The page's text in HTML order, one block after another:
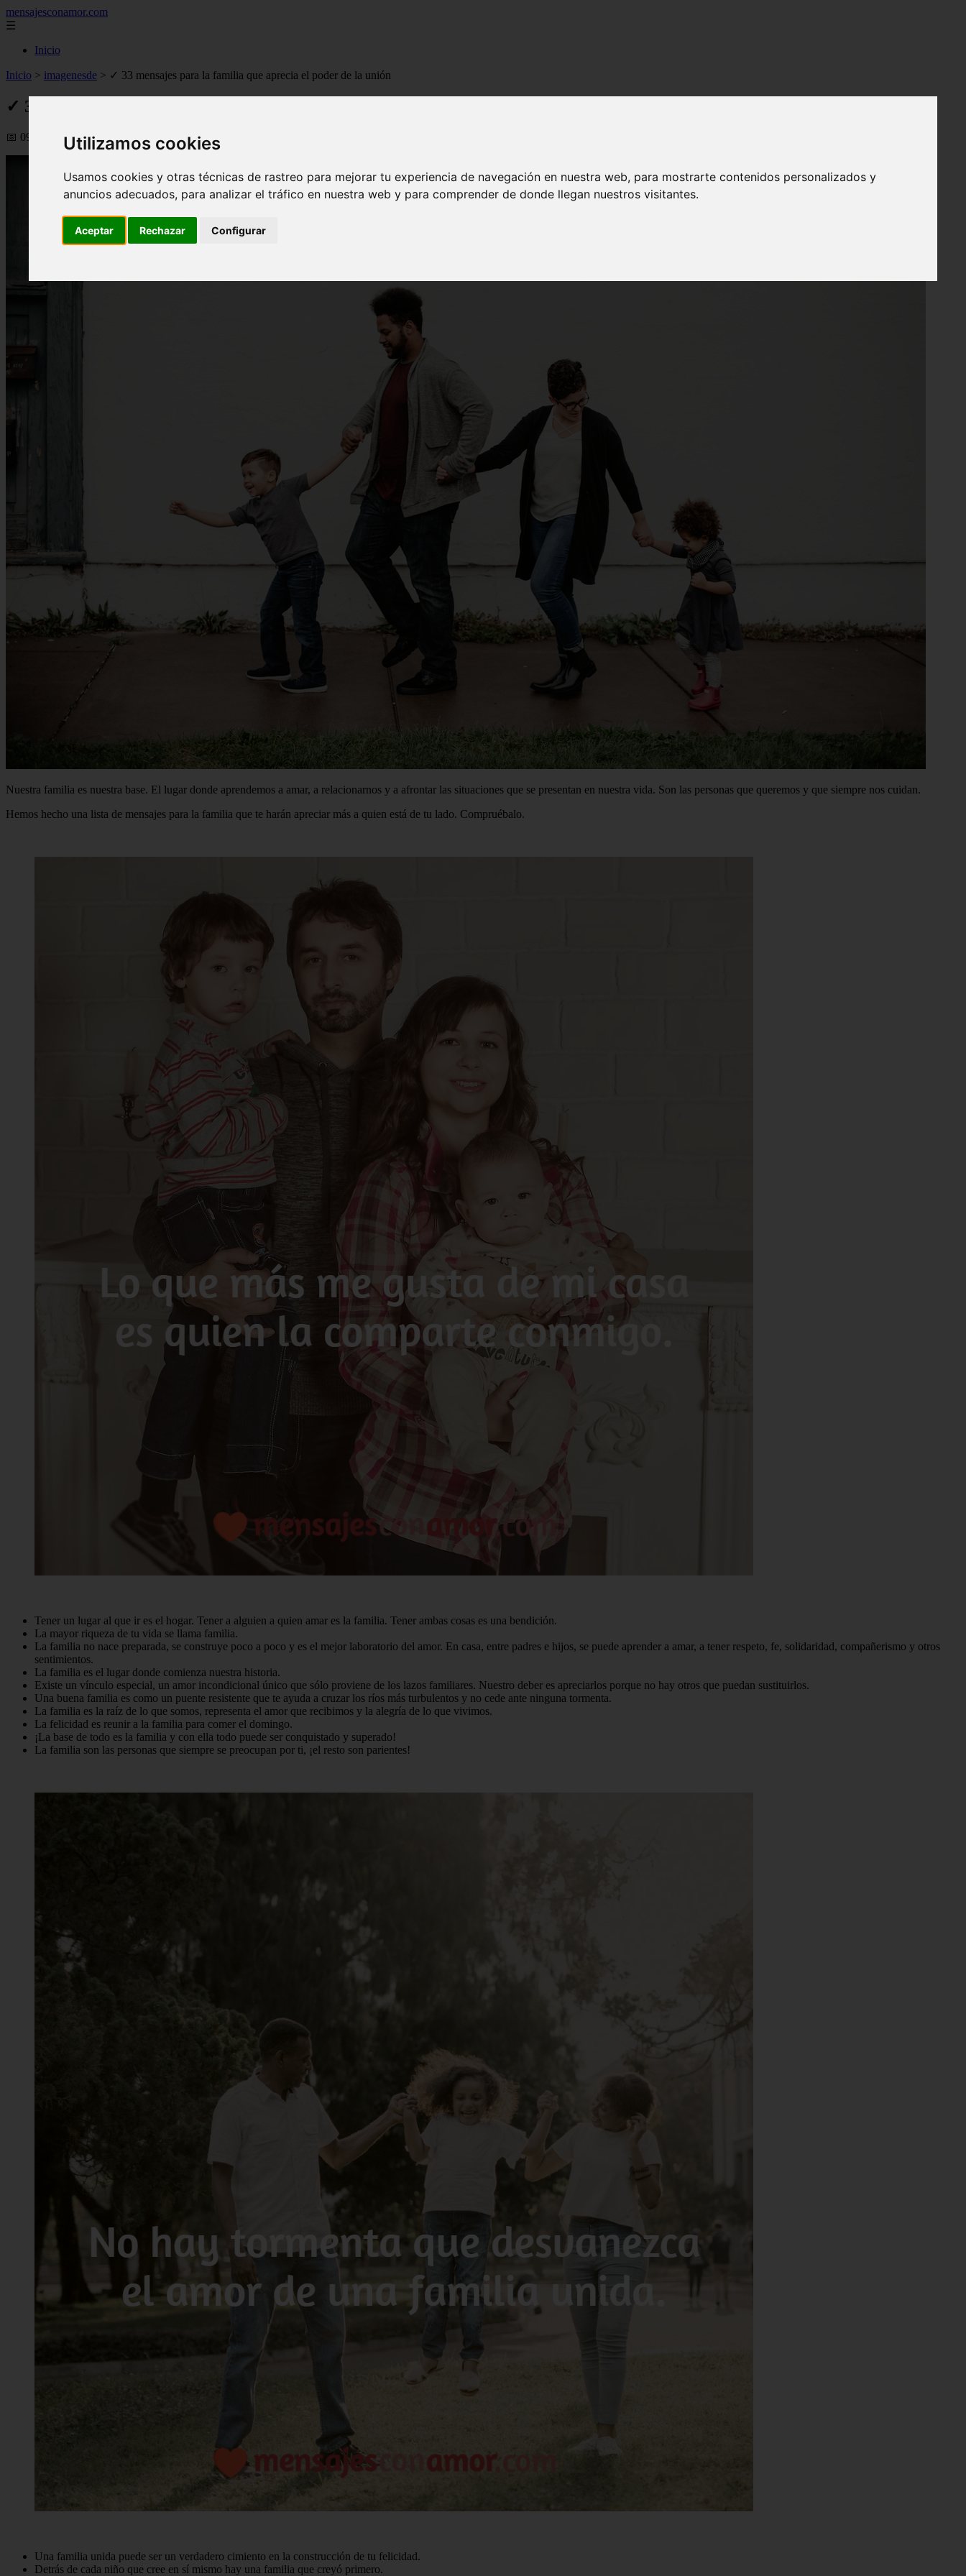
Utilizamos cookies
Usamos cookies y otras técnicas de rastreo para mejorar tu experiencia de navegación en nuestra web, para mostrarte contenidos personalizados y
anuncios adecuados, para analizar el tráfico en nuestra web y para comprender de donde llegan nuestros visitantes.
Aceptar Rechazar Configurar
mensajesconamor.com
☰
Inicio
Inicio > imagenesde > ✓ 33 mensajes para la familia que aprecia el poder de la unión
✓ 33 mensajes para la familia que aprecia el poder de la unión
📅 09/09/2025
Nuestra familia es nuestra base. El lugar donde aprendemos a amar, a relacionarnos y a afrontar las situaciones que se presentan en nuestra vida. Son las personas que queremos y que siempre nos cuidan.
Hemos hecho una lista de mensajes para la familia que te harán apreciar más a quien está de tu lado. Compruébalo.
Tener un lugar al que ir es el hogar. Tener a alguien a quien amar es la familia. Tener ambas cosas es una bendición.
La mayor riqueza de tu vida se llama familia.
La familia no nace preparada, se construye poco a poco y es el mejor laboratorio del amor. En casa, entre padres e hijos, se puede aprender a amar, a tener respeto, fe, solidaridad, compañerismo y otros
sentimientos.
La familia es el lugar donde comienza nuestra historia.
Existe un vínculo especial, un amor incondicional único que sólo proviene de los lazos familiares. Nuestro deber es apreciarlos porque no hay otros que puedan sustituirlos.
Una buena familia es como un puente resistente que te ayuda a cruzar los ríos más turbulentos y no cede ante ninguna tormenta.
La familia es la raíz de lo que somos, representa el amor que recibimos y la alegría de lo que vivimos.
La felicidad es reunir a la familia para comer el domingo.
¡La base de todo es la familia y con ella todo puede ser conquistado y superado!
La familia son las personas que siempre se preocupan por ti, ¡el resto son parientes!
Una familia unida puede ser un verdadero cimiento en la construcción de tu felicidad.
Detrás de cada niño que cree en sí mismo hay una familia que creyó primero.